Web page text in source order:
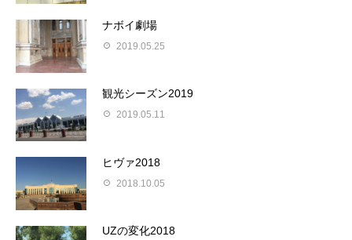
ナボイ劇場
2019.05.25
観光シーズン2019
2019.05.11
ヒヴァ2018
2018.10.05
UZの変化2018